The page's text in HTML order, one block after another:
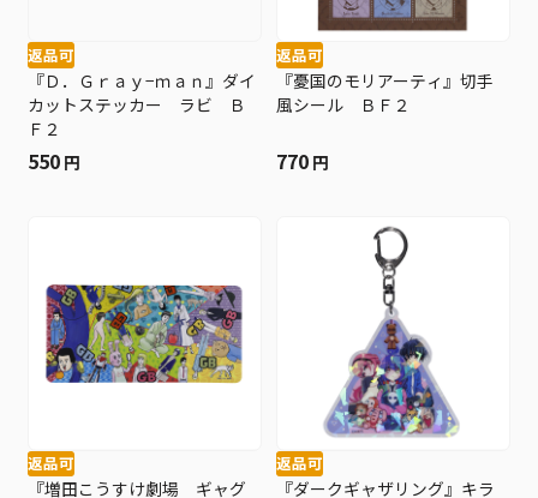
返品可
『Ｄ．Ｇｒａｙ−ｍａｎ』ダイ
カットステッカー ラビ Ｂ
Ｆ２
550 円
返品可
『憂国のモリアーティ』切手
風シール ＢＦ２
770 円
返品可
『増田こうすけ劇場 ギャグ
返品可
『ダークギャザリング』キラ